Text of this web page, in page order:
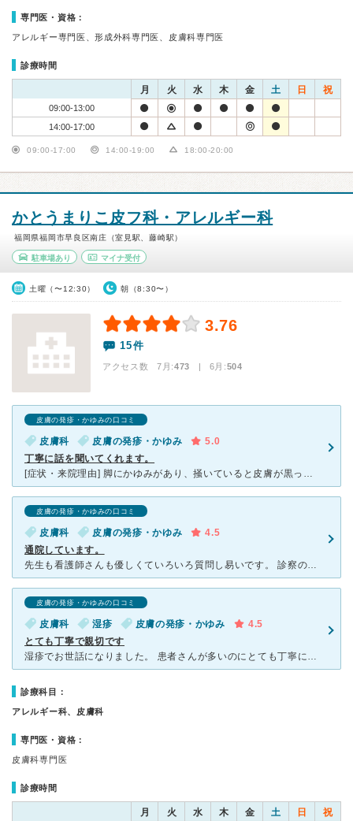
専門医・資格：
アレルギー専門医、形成外科専門医、皮膚科専門医
診療時間
月 火 水 木 金 土 日 祝
09:00-13:00
14:00-17:00
09:00-17:00 14:00-19:00 18:00-20:00
かとうまりこ皮フ科・アレルギー科
福岡県福岡市早良区南庄（室見駅、藤崎駅）
駐車場あり マイナ受付
土曜（〜12:30） 朝（8:30〜）
3.76
15件
アクセス数 7月:473 | 6月:504
皮膚の発疹・かゆみの口コミ
皮膚科 皮膚の発疹・かゆみ
5.0
丁寧に話を聞いてくれます。
[症状・来院理由] 脚にかゆみがあり、掻いていると皮膚が黒っぽく固くなってきて、気になってました。 友だちから、以前から「丁寧に話を聞いてくれて、説明もしっかりしてくれる良い先生だよ。」 と勧め
皮膚の発疹・かゆみの口コミ
皮膚科 皮膚の発疹・かゆみ
4.5
通院しています。
先生も看護師さんも優しくていろいろ質問し易いです。 診察の前にいつもどのような状態なのかを看護師さんが詳しく聞き取りされますが、その後の診察で同じことを言って同じ患部を見せるので、効率を上げるためか
皮膚の発疹・かゆみの口コミ
皮膚科 湿疹 皮膚の発疹・かゆみ
4.5
とても丁寧で親切です
湿疹でお世話になりました。 患者さんが多いのにとても丁寧に話を聞いてくださって、親身な女医さんです。 優しく穏やかに、けれどテキパキとした診察です。 頼りになる、という印象。 受付の方は、診察
診療科目：
アレルギー科、皮膚科
専門医・資格：
皮膚科専門医
診療時間
月 火 水 木 金 土 日 祝